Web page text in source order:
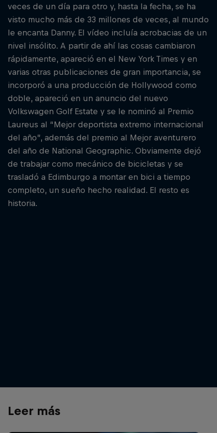
veces de un día para otro y, hasta la fecha, se ha
visto mucho más de 33 millones de veces, al mundo
le encanta Danny. El vídeo incluía acrobacias de un
nivel insólito. A partir de ahí las cosas cambiaron
rápidamente, apareció en el New York Times y en
varias otras publicaciones de gran importancia, se
incorporó a una producción de Hollywood como
doble, apareció en un anuncio del nuevo
Volkswagen Golf Estate y se le nominó al Premio
Laureus al “Mejor deportista extremo internacional
del año”, además del premio al Mejor aventurero
del año de National Geographic. Obviamente dejó
de trabajar como mecánico de bicicletas y se
trasladó a Edimburgo a montar en bici a tiempo
completo, un sueño hecho realidad. El resto es
historia.
Leer más